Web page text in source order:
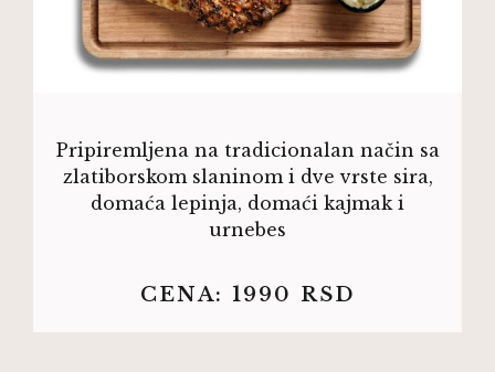
Pripiremljena na tradicionalan način sa
zlatiborskom slaninom i dve vrste sira,
domaća lepinja, domaći kajmak i
urnebes
CENA: 1990 RSD